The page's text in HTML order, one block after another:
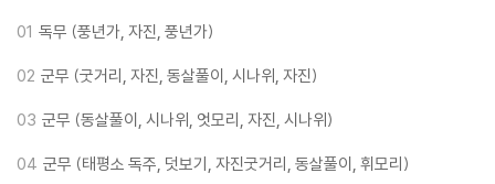
01 독무 (풍년가, 자진, 풍년가)
02 군무 (굿거리, 자진, 동살풀이, 시나위, 자진)
03 군무 (동살풀이, 시나위, 엇모리, 자진, 시나위)
04 군무 (태평소 독주, 덧보기, 자진굿거리, 동살풀이, 휘모리)